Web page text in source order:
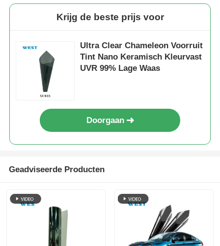
Krijg de beste prijs voor
Ultra Clear Chameleon Voorruit
Tint Nano Keramisch Kleurvast
UVR 99% Lage Waas
Doorgaan
Geadviseerde Producten